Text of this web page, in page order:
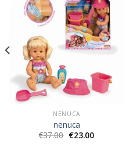
NENUCA
nenuca
€37.00 €23.00